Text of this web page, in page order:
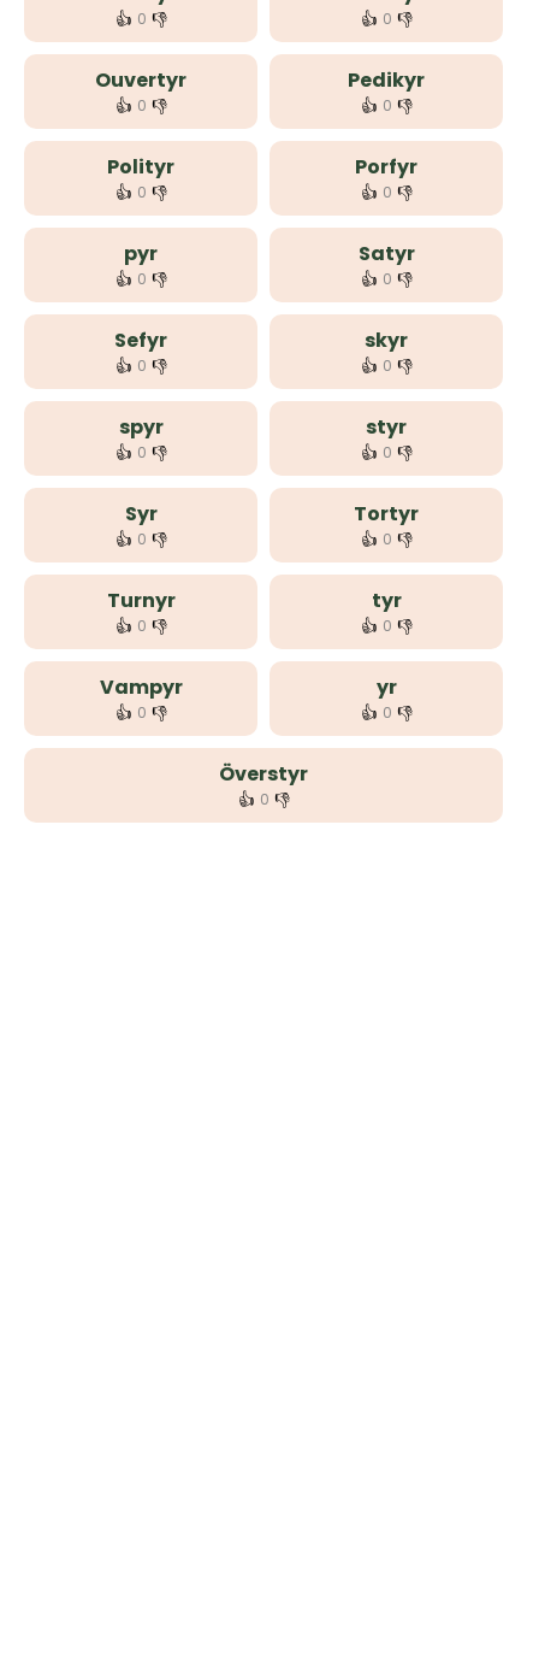
👍 0 👎 👍 0 👎
Ouvertyr
👍 0 👎
Pedikyr
👍 0 👎
Polityr
👍 0 👎
Porfyr
👍 0 👎
pyr
👍 0 👎
Satyr
👍 0 👎
Sefyr
👍 0 👎
skyr
👍 0 👎
spyr
👍 0 👎
styr
👍 0 👎
Syr
👍 0 👎
Tortyr
👍 0 👎
Turnyr
👍 0 👎
tyr
👍 0 👎
Vampyr
👍 0 👎
yr
👍 0 👎
Överstyr
👍 0 👎